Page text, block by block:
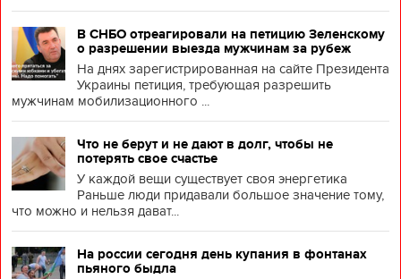
В СНБО отреагировали на петицию Зеленскому
о разрешении выезда мужчинам за рубеж
На днях зарегистрированная на сайте Президента
Украины петиция, требующая разрешить
мужчинам мобилизационного ...
Что не берут и не дают в долг, чтобы не
потерять свое счастье
У каждой вещи существует своя энергетика
Раньше люди придавали большое значение тому,
что можно и нельзя дават...
На россии сегодня день купания в фонтанах
пьяного быдла